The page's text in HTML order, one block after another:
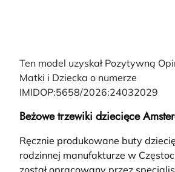
Ten model uzyskał Pozytywną
Matki i Dziecka o numerze
IMIDOP:5658/2026:24032029
Beżowe trzewiki dziecięce
Ręcznie produkowane buty
rodzinnej manufakturze w